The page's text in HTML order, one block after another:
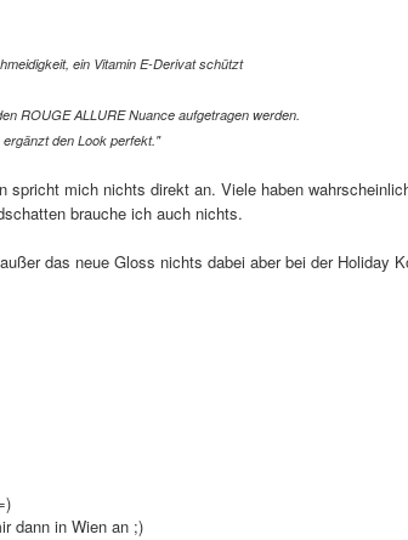
ein Vitamin E-Derivat schützt
ROUGE ALLURE Nuance aufgetragen werden.
den Look perfekt."
spricht mich nichts direkt an. Viele haben
brauche ich auch nichts.
das neue Gloss nichts dabei aber bei der Holiday
dann in Wien an ;)